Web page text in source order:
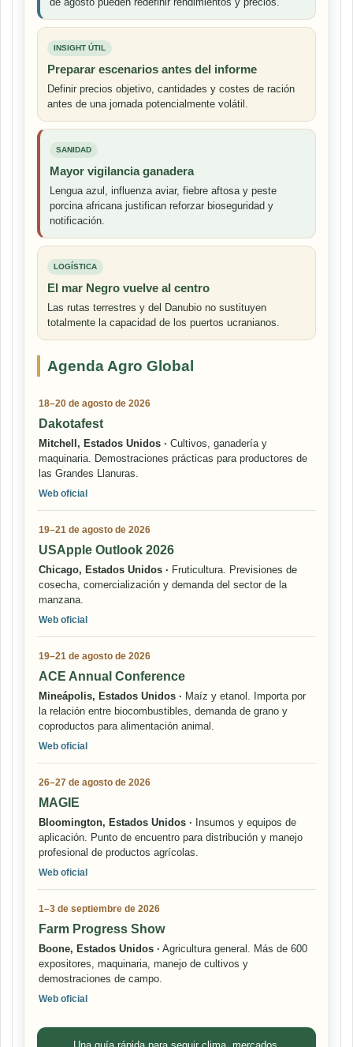
INSIGHT ÚTIL
Preparar escenarios antes del informe
Definir precios objetivo, cantidades y costes de ración
antes de una jornada potencialmente volátil.
SANIDAD
Mayor vigilancia ganadera
Lengua azul, influenza aviar, fiebre aftosa y peste
porcina africana justifican reforzar bioseguridad y
notificación.
LOGÍSTICA
El mar Negro vuelve al centro
Las rutas terrestres y del Danubio no sustituyen
totalmente la capacidad de los puertos ucranianos.
Agenda Agro Global
18–20 de agosto de 2026
Dakotafest
Mitchell, Estados Unidos · Cultivos, ganadería y
maquinaria. Demostraciones prácticas para productores de
las Grandes Llanuras.
Web oficial
19–21 de agosto de 2026
USApple Outlook 2026
Chicago, Estados Unidos · Fruticultura. Previsiones de
cosecha, comercialización y demanda del sector de la
manzana.
Web oficial
19–21 de agosto de 2026
ACE Annual Conference
Mineápolis, Estados Unidos · Maíz y etanol. Importa por
la relación entre biocombustibles, demanda de grano y
coproductos para alimentación animal.
Web oficial
26–27 de agosto de 2026
MAGIE
Bloomington, Estados Unidos · Insumos y equipos de
aplicación. Punto de encuentro para distribución y manejo
profesional de productos agrícolas.
Web oficial
1–3 de septiembre de 2026
Farm Progress Show
Boone, Estados Unidos · Agricultura general. Más de 600
expositores, maquinaria, manejo de cultivos y
demostraciones de campo.
Web oficial